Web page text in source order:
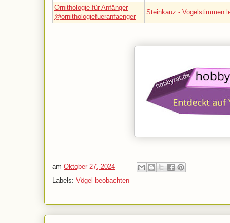
Ornithologie für Anfänger
@ornithologiefueranfaenger
Steinkauz - Vogelstimmen
am Oktober 27, 2024
Labels: Vögel beobachten